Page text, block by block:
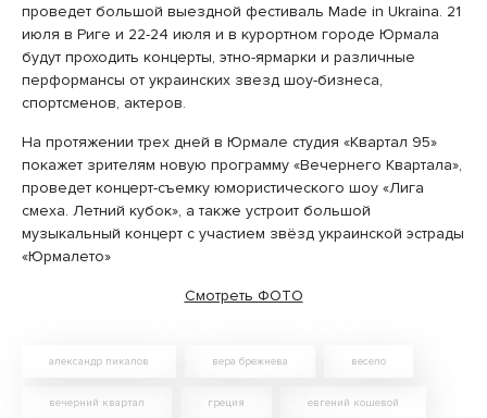
проведет большой выездной фестиваль Made in Ukraina. 21
июля в Риге и 22-24 июля и в курортном городе Юрмала
будут проходить концерты, этно-ярмарки и различные
перформансы от украинских звезд шоу-бизнеса,
спортсменов, актеров.
На протяжении трех дней в Юрмале студия «Квартал 95»
покажет зрителям новую программу «Вечернего Квартала»,
проведет концерт-съемку юмористического шоу «Лига
смеха. Летний кубок», а также устроит большой
музыкальный концерт с участием звёзд украинской эстрады
«Юрмалето»
Смотреть ФОТО
александр пикалов вера брежнева весело
вечерний квартал греция евгений кошевой